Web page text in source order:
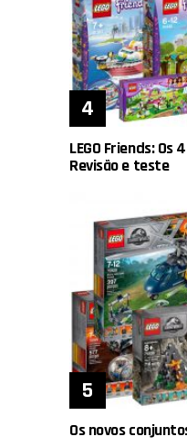
LEGO Friends:
Revisão e teste
Os novos